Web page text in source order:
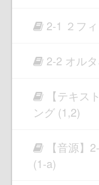
2-1 ２フ
2-2 オル
【テキス
ング (1,2)
【音源】
(1-a)